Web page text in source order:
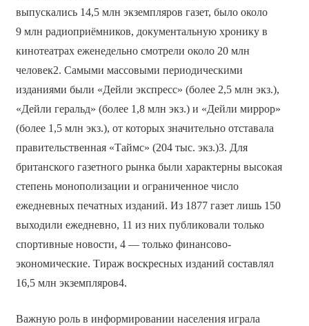
выпускались 14,5 млн экземпляров газет, было около
9 млн радиоприёмников, документальную хронику в
кинотеатрах еженедельно смотрели около 20 млн
человек2. Самыми массовыми периодическими
изданиями были «Дейли экспресс» (более 2,5 млн экз.),
«Дейли геральд» (более 1,8 млн экз.) и «Дейли миррор»
(более 1,5 млн экз.), от которых значительно отставала
правительственная «Таймс» (204 тыс. экз.)3. Для
британского газетного рынка были характерны высокая
степень монополизации и ограниченное число
ежедневных печатных изданий. Из 1877 газет лишь 150
выходили ежедневно, 11 из них публиковали только
спортивные новости, 4 — только финансово-
экономические. Тираж воскресных изданий составлял
16,5 млн экземпляров4.
Важную роль в информировании населения играла